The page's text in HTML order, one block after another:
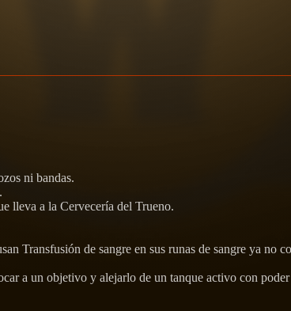
ni bandas.
lleva a la Cervecería del Trueno.
Transfusión de sangre en sus runas de sangre ya no
a un objetivo y alejarlo de un tanque activo con